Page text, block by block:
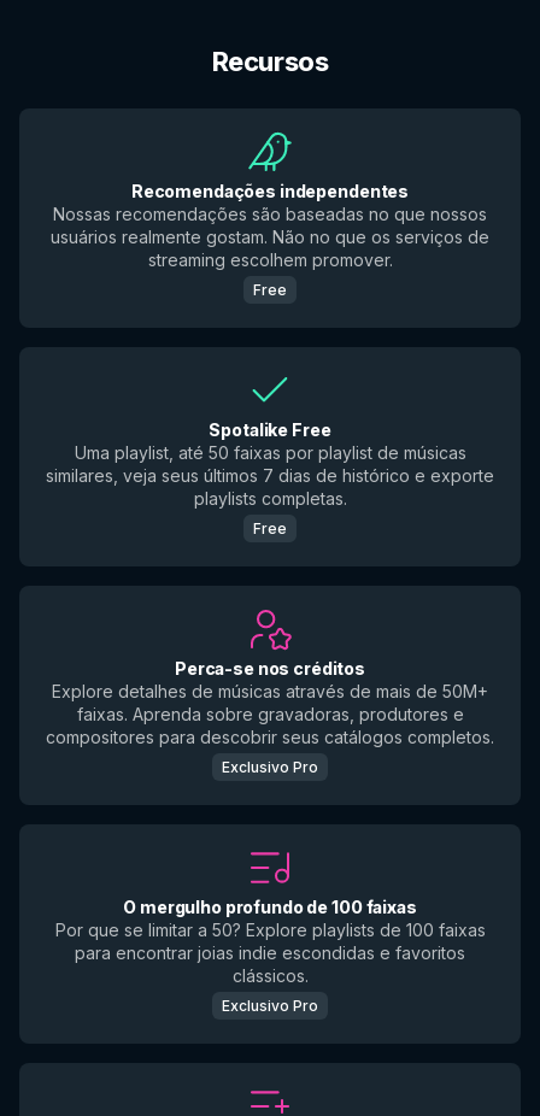
Recursos
Recomendações independentes
Nossas recomendações são baseadas no que nossos
usuários realmente gostam. Não no que os serviços de
streaming escolhem promover.
Free
Spotalike Free
Uma playlist, até 50 faixas por playlist de músicas
similares, veja seus últimos 7 dias de histórico e exporte
playlists completas.
Free
Perca-se nos créditos
Explore detalhes de músicas através de mais de 50M+
faixas. Aprenda sobre gravadoras, produtores e
compositores para descobrir seus catálogos completos.
Exclusivo Pro
O mergulho profundo de 100 faixas
Por que se limitar a 50? Explore playlists de 100 faixas
para encontrar joias indie escondidas e favoritos
clássicos.
Exclusivo Pro